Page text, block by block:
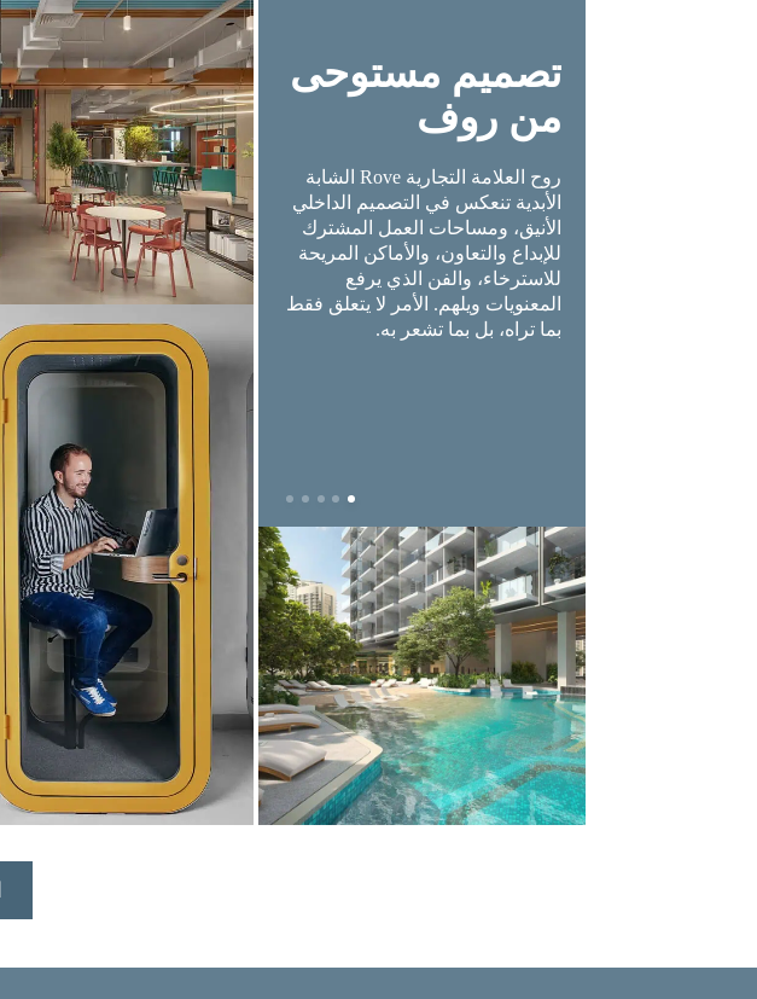
تصميم مستوحى
من روف
روح العلامة التجارية Rove الشابة
الأبدية تنعكس في التصميم الداخلي
الأنيق، ومساحات العمل المشترك
للإبداع والتعاون، والأماكن المريحة
للاسترخاء، والفن الذي يرفع
المعنويات ويلهم. الأمر لا يتعلق فقط
بما تراه، بل بما تشعر به.
وسائل راحة
ملائمة
مع تركيز كبير على تحسين الحياة
اليومية، يقدم Rove Home وسائل
راحة تتجاوز المرافق التقليدية مثل
حمامات السباحة والصالات
الرياضية. من الصالات والغرف
متعددة الأغراض إلى كبائن
الاجتماعات المبتكرة والمقهى، تخلق
هذه المرافق نظاماً بيئياً يحتفي
بالعمل واللعب والراحة والتجديد، كل
يوم.